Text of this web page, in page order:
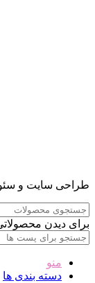
طراحی سایت و سئو
برای دیدن
منو
دسته بندی ها